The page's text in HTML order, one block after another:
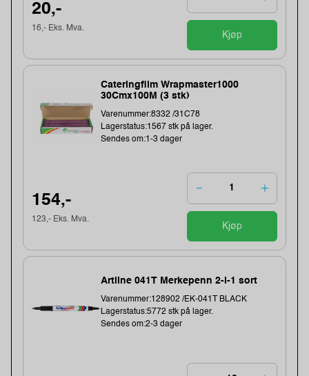
20,-
16,- Eks. Mva.
Kjøp
Cateringfilm Wrapmaster1000
30Cmx100M (3 stk)
Varenummer:8332 /31C78
Lagerstatus:1567 stk på lager.
Sendes om:1-3 dager
154,-
123,- Eks. Mva.
Kjøp
Artline 041T Merkepenn 2-i-1 sort
Varenummer:128902 /EK-041T BLACK
Lagerstatus:5772 stk på lager.
Sendes om:2-3 dager